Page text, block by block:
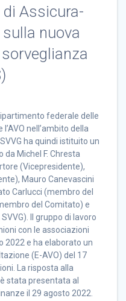
di Assicura-
sulla nuova
federale delle
nell’ambito della
ha quindi istituito un
Michel F. Chresta
(Vicepresidente),
Mauro Canevascini
Carlucci (membro del
del Comitato) e
Il gruppo di lavoro
con le associazioni
2022 e ha elaborato un
(E-AVO) del 17
La risposta alla
stata presentata al
il 29 agosto 2022.